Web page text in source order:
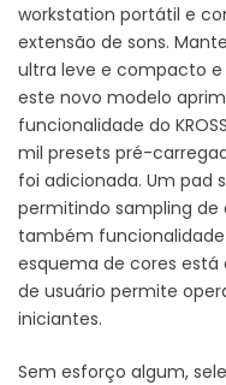
workstation portátil e
extensão de sons.
ultra leve e compacto
este novo modelo
funcionalidade do
mil presets pré-
foi adicionada. Um pad
permitindo sampling de
também
esquema de cores
de usuário permite
iniciantes.
Sem esforço algum,